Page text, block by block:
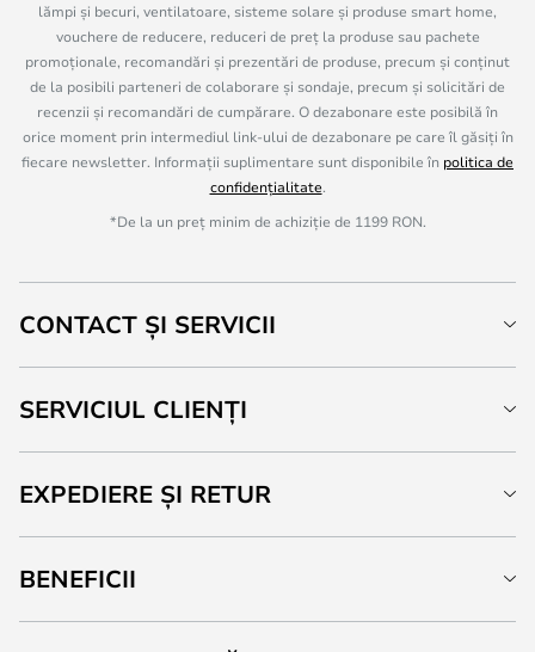
lămpi și becuri, ventilatoare, sisteme solare și produse smart home,
vouchere de reducere, reduceri de preț la produse sau pachete
promoționale, recomandări și prezentări de produse, precum și conținut
de la posibili parteneri de colaborare și sondaje, precum și solicitări de
recenzii și recomandări de cumpărare. O dezabonare este posibilă în
orice moment prin intermediul link-ului de dezabonare pe care îl găsiți în
fiecare newsletter. Informații suplimentare sunt disponibile în politica de
confidențialitate.
*De la un preț minim de achiziție de 1199 RON.
CONTACT ȘI SERVICII
SERVICIUL CLIENȚI
EXPEDIERE ȘI RETUR
BENEFICII